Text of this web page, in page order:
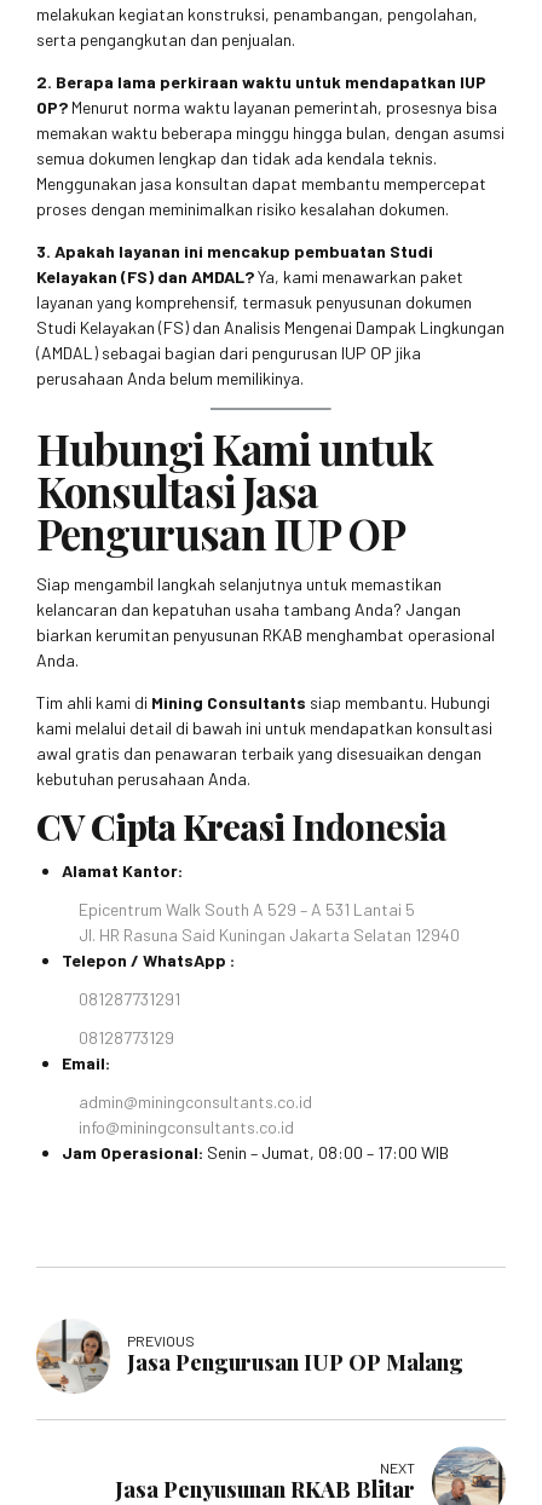
melakukan kegiatan konstruksi, penambangan, pengolahan,
serta pengangkutan dan penjualan.
2. Berapa lama perkiraan waktu untuk mendapatkan IUP
OP? Menurut norma waktu layanan pemerintah, prosesnya bisa
memakan waktu beberapa minggu hingga bulan, dengan asumsi
semua dokumen lengkap dan tidak ada kendala teknis.
Menggunakan jasa konsultan dapat membantu mempercepat
proses dengan meminimalkan risiko kesalahan dokumen.
3. Apakah layanan ini mencakup pembuatan Studi
Kelayakan (FS) dan AMDAL?Ya, kami menawarkan paket
layanan yang komprehensif, termasuk penyusunan dokumen
Studi Kelayakan (FS) dan Analisis Mengenai Dampak Lingkungan
(AMDAL) sebagai bagian dari pengurusan IUP OP jika
perusahaan Anda belum memilikinya.
Hubungi Kami untuk
Konsultasi Jasa
Pengurusan IUP OP
Siap mengambil langkah selanjutnya untuk memastikan
kelancaran dan kepatuhan usaha tambang Anda? Jangan
biarkan kerumitan penyusunan RKAB menghambat operasional
Anda.
Tim ahli kami di Mining Consultants siap membantu. Hubungi
kami melalui detail di bawah ini untuk mendapatkan konsultasi
awal gratis dan penawaran terbaik yang disesuaikan dengan
kebutuhan perusahaan Anda.
CV Cipta KreasiIndonesia
Alamat Kantor:
Epicentrum Walk South A 529 – A 531 Lantai 5
Jl. HR Rasuna Said Kuningan Jakarta Selatan 12940
Telepon / WhatsApp :
081287731291
08128773129
Email:
admin@miningconsultants.co.id
info@miningconsultants.co.id
Jam Operasional: Senin – Jumat, 08:00 – 17:00 WIB
PREVIOUS
Jasa Pengurusan IUP OP Malang
NEXT
Jasa Penyusunan RKAB Blitar